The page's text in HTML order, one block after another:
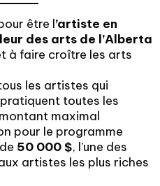
être l’artiste en
des arts de l’Alberta
à faire croître les arts
les artistes qui
toutes les
maximal
pour le programme
50 000 $, l’une des
artistes les plus riches